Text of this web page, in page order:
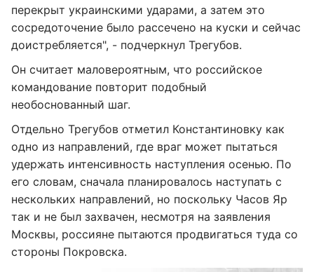
перекрыт украинскими ударами, а затем это
сосредоточение было рассечено на куски и сейчас
доистребляется", - подчеркнул Трегубов.
Он считает маловероятным, что российское
командование повторит подобный
необоснованный шаг.
Отдельно Трегубов отметил Константиновку как
одно из направлений, где враг может пытаться
удержать интенсивность наступления осенью. По
его словам, сначала планировалось наступать с
нескольких направлений, но поскольку Часов Яр
так и не был захвачен, несмотря на заявления
Москвы, россияне пытаются продвигаться туда со
стороны Покровска.